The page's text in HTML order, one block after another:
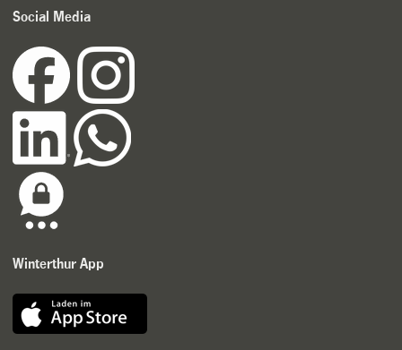
Social Media
Winterthur App